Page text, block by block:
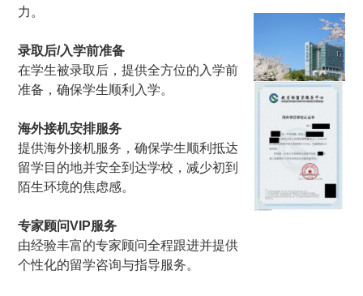
力。
录取后/入学前准备
在学生被录取后，提供全方位的入学前
准备，确保学生顺利入学。
海外接机安排服务
提供海外接机服务，确保学生顺利抵达
留学目的地并安全到达学校，减少初到
陌生环境的焦虑感。
专家顾问VIP服务
由经验丰富的专家顾问全程跟进并提供
个性化的留学咨询与指导服务。